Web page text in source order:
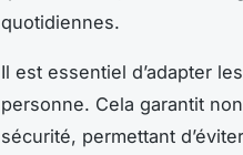
quotidiennes.
Il est essentiel d’adapter les
personne. Cela garantit
sécurité, permettant